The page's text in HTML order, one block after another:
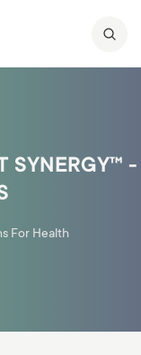
SYNERGY™ -
For Health